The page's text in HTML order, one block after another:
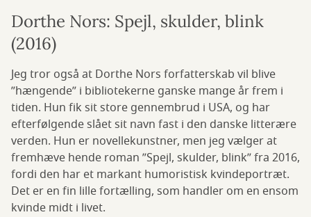
Dorthe Nors: Spejl, skulder, blink
(2016)
Jeg tror også at Dorthe Nors forfatterskab vil blive
”hængende” i bibliotekerne ganske mange år frem i
tiden. Hun fik sit store gennembrud i USA, og har
efterfølgende slået sit navn fast i den danske litterære
verden. Hun er novellekunstner, men jeg vælger at
fremhæve hende roman ”Spejl, skulder, blink” fra 2016,
fordi den har et markant humoristisk kvindeportræt.
Det er en fin lille fortælling, som handler om en ensom
kvinde midt i livet.